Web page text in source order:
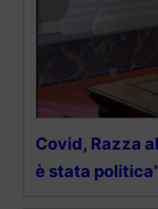
Covid, Razza
è stata